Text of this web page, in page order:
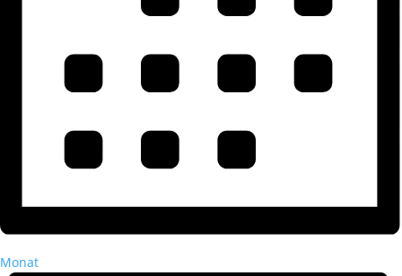
Monat